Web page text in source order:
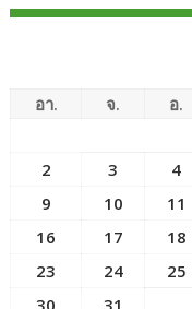
อา. จ. อ.
2
3 4
9
10 11
16
17 18
23
24 25